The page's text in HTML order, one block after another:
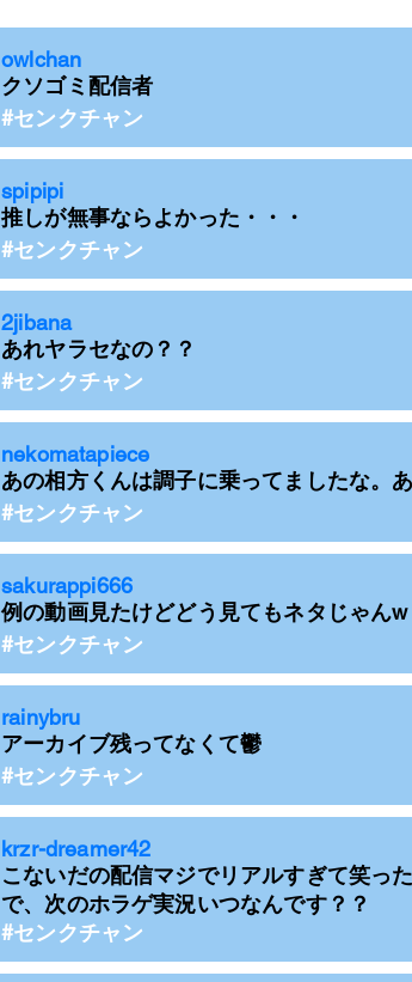
owlchan
クソゴミ配信者
#センクチャン
spipipi
推しが無事ならよかった・・・
#センクチャン
2jibana
あれヤラセなの？？
#センクチャン
nekomatapiece
あの相方くんは調子に乗ってましたな。
#センクチャン
sakurappi666
例の動画見たけどどう見てもネタじゃんw
#センクチャン
rainybru
アーカイブ残ってなくて鬱
#センクチャン
krzr-dreamer42
こないだの配信マジでリアルすぎて笑った
で、次のホラゲ実況いつなんです？？
#センクチャン